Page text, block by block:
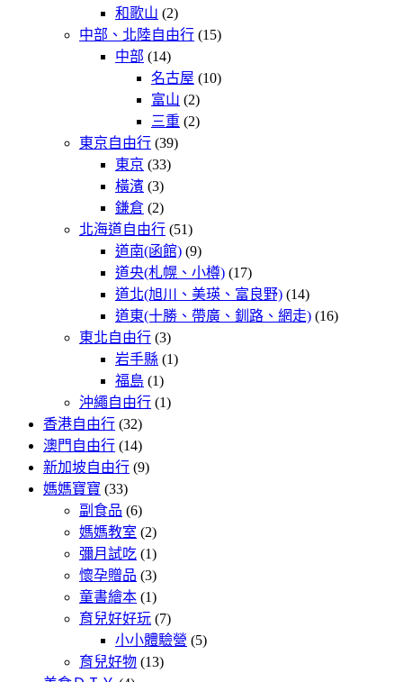
和歌山 (2)
中部、北陸自由行 (15)
中部 (14)
名古屋 (10)
富山 (2)
三重 (2)
東京自由行 (39)
東京 (33)
橫濱 (3)
鎌倉 (2)
北海道自由行 (51)
道南(函館) (9)
道央(札幌、小樽) (17)
道北(旭川、美瑛、富良野) (14)
道東(十勝、帶廣、釧路、網走) (16)
東北自由行 (3)
岩手縣 (1)
福島 (1)
沖繩自由行 (1)
香港自由行 (32)
澳門自由行 (14)
新加坡自由行 (9)
媽媽寶寶 (33)
副食品 (6)
媽媽教室 (2)
彌月試吃 (1)
懷孕贈品 (3)
童書繪本 (1)
育兒好好玩 (7)
小小體驗營 (5)
育兒好物 (13)